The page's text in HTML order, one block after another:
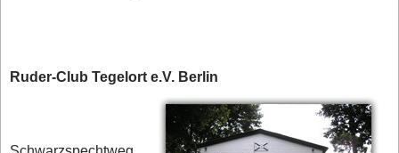
Ruder-Club Tegelort e.V. Berlin